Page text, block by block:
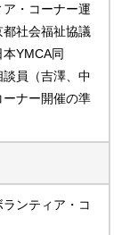
・コーナー運
社会福祉協議
YMCA同
員（吉澤、中
ナー開催の準
ンティア・コ